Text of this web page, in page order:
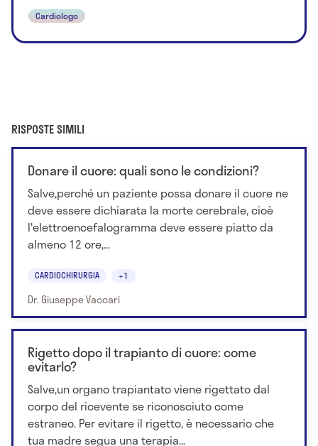
Cardiologo
RISPOSTE SIMILI
Donare il cuore: quali sono le condizioni?
Salve,perché un paziente possa donare il cuore ne
deve essere dichiarata la morte cerebrale, cioè
l'elettroencefalogramma deve essere piatto da
almeno 12 ore,...
CARDIOCHIRURGIA +1
Dr. Giuseppe Vaccari
Rigetto dopo il trapianto di cuore: come
evitarlo?
Salve,un organo trapiantato viene rigettato dal
corpo del ricevente se riconosciuto come
estraneo. Per evitare il rigetto, è necessario che
tua madre segua una terapia...